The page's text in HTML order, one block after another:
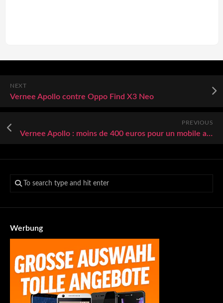
NEXT
Vernee Apollo contre Oppo Find X3 Neo
PREVIOUS
Vernee Apollo : moins de 400 euros pour un mobile avec 6 Go de RAM
Werbung